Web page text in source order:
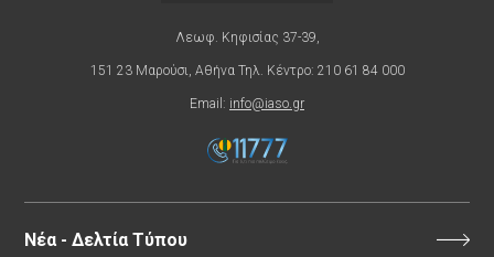
Λεωφ. Κηφισίας 37-39,
151 23 Μαρούσι, Αθήνα Τηλ. Κέντρο: 210 61 84 000
Email: info@iaso.gr
Νέα - Δελτία Τύπου